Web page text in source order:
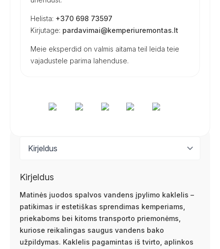
Helista: +370 698 73597
Kirjutage: pardavimai@kemperiuremontas.lt
Meie eksperdid on valmis aitama teil leida teie
vajadustele parima lahenduse.
Kirjeldus
Matinės juodos spalvos vandens įpylimo kaklelis –
patikimas ir estetiškas sprendimas kemperiams,
priekaboms bei kitoms transporto priemonėms,
kuriose reikalingas saugus vandens bako
užpildymas. Kaklelis pagamintas iš tvirto, aplinkos